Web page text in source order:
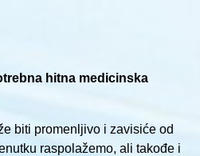
hitna medicinska
biti promenljivo i zavisiće od
raspolažemo, ali takođe i